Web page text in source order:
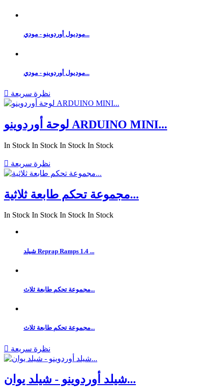
موديول أوردوينو - مودي...
موديول أوردوينو - مودي...
 نظرة سريعة
لوحة أوردوينو ARDUINO MINI...
In Stock In Stock In Stock In Stock
 نظرة سريعة
مجموعة تحكم طابعة ثلاثية...
In Stock In Stock In Stock In Stock
شيلد Reprap Ramps 1.4 ...
مجموعة تحكم طابعة ثلاث...
مجموعة تحكم طابعة ثلاث...
 نظرة سريعة
شيلد أوردوينو - شيلد يوان...